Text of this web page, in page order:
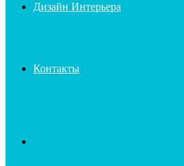
Дизайн Интерьера
Контакты